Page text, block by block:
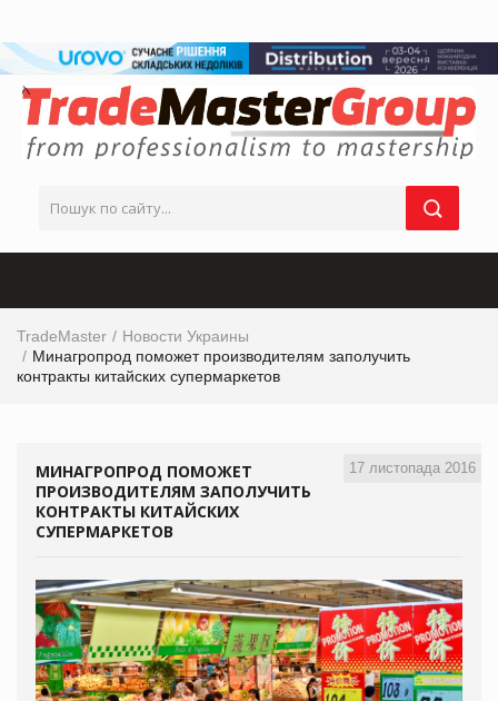
TradeMaster
Новости Украины
Минагропрод поможет производителям заполучить
контракты китайских супермаркетов
17 листопада 2016
МИНАГРОПРОД ПОМОЖЕТ
ПРОИЗВОДИТЕЛЯМ ЗАПОЛУЧИТЬ
КОНТРАКТЫ КИТАЙСКИХ
СУПЕРМАРКЕТОВ